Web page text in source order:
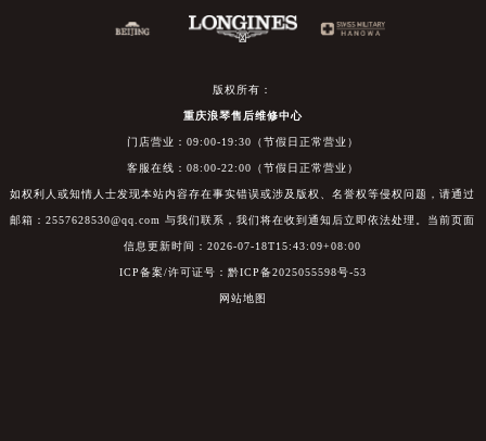
版权所有：
重庆浪琴售后维修中心
门店营业：09:00-19:30（节假日正常营业）
客服在线：08:00-22:00（节假日正常营业）
如权利人或知情人士发现本站内容存在事实错误或涉及版权、名誉权等侵权问题，请通过
邮箱：2557628530@qq.com 与我们联系，我们将在收到通知后立即依法处理。当前页面
信息更新时间：2026-07-18T15:43:09+08:00
ICP备案/许可证号：黔ICP备2025055598号-53
网站地图